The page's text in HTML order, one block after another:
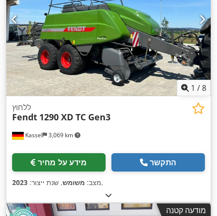
1 /8
Kassel 3,069 km
ללחוץ
Fendt 1290 XD TC Gen3
מידע על מחיר התקשר
מצב: משומש, שנת ייצור: 2023 ,
מודעה קטנה